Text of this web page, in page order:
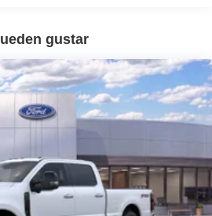
gustar